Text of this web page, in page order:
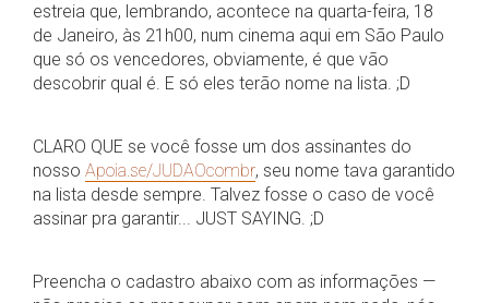
estreia que, lembrando, acontece na quarta-feira, 18
de Janeiro, às 21h00, num cinema aqui em São Paulo
que só os vencedores, obviamente, é que vão
descobrir qual é. E só eles terão nome na lista. ;D
CLARO QUE se você fosse um dos assinantes do
nosso Apoia.se/JUDAOcombr, seu nome tava garantido
na lista desde sempre. Talvez fosse o caso de você
assinar pra garantir... JUST SAYING. ;D
Preencha o cadastro abaixo com as informações —